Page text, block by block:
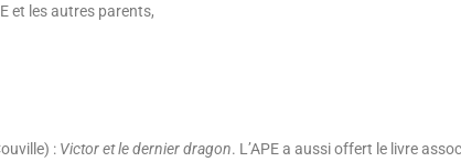
et les autres parents,
: Victor et le dernier dragon. L’APE a aussi offert le livre